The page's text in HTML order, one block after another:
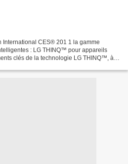
International CES® 201 1 la gamme
: LG THINQ™ pour appareils
clés de la technologie LG THINQ™, à